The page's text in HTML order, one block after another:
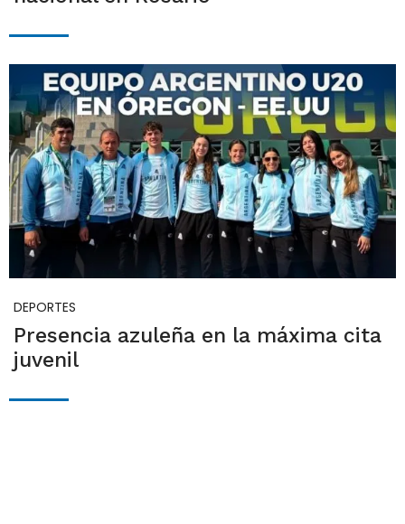
DEPORTES
Presencia azuleña en la máxima cita
juvenil